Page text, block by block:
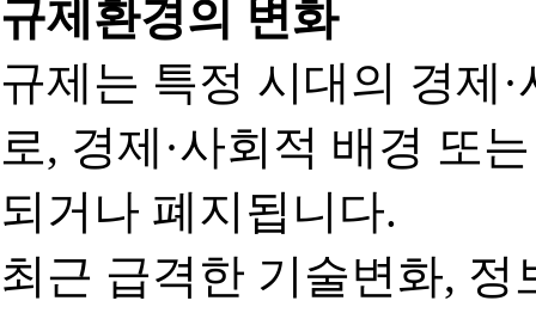
규제환경의 변화
규제는 특정 시대의 경제
로, 경제·사회적 배경 또
되거나 폐지됩니다.
최근 급격한 기술변화,